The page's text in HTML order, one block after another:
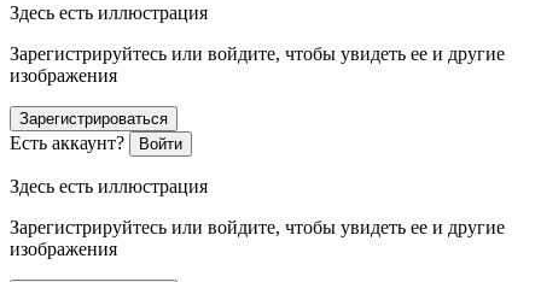
Здесь есть иллюстрация
Зарегистрируйтесь или войдите, чтобы увидеть ее и другие
изображения
Зарегистрироваться
Есть аккаунт? Войти
Здесь есть иллюстрация
Зарегистрируйтесь или войдите, чтобы увидеть ее и другие
изображения